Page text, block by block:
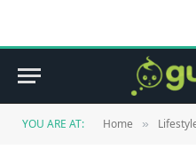
YOU ARE AT: Home »